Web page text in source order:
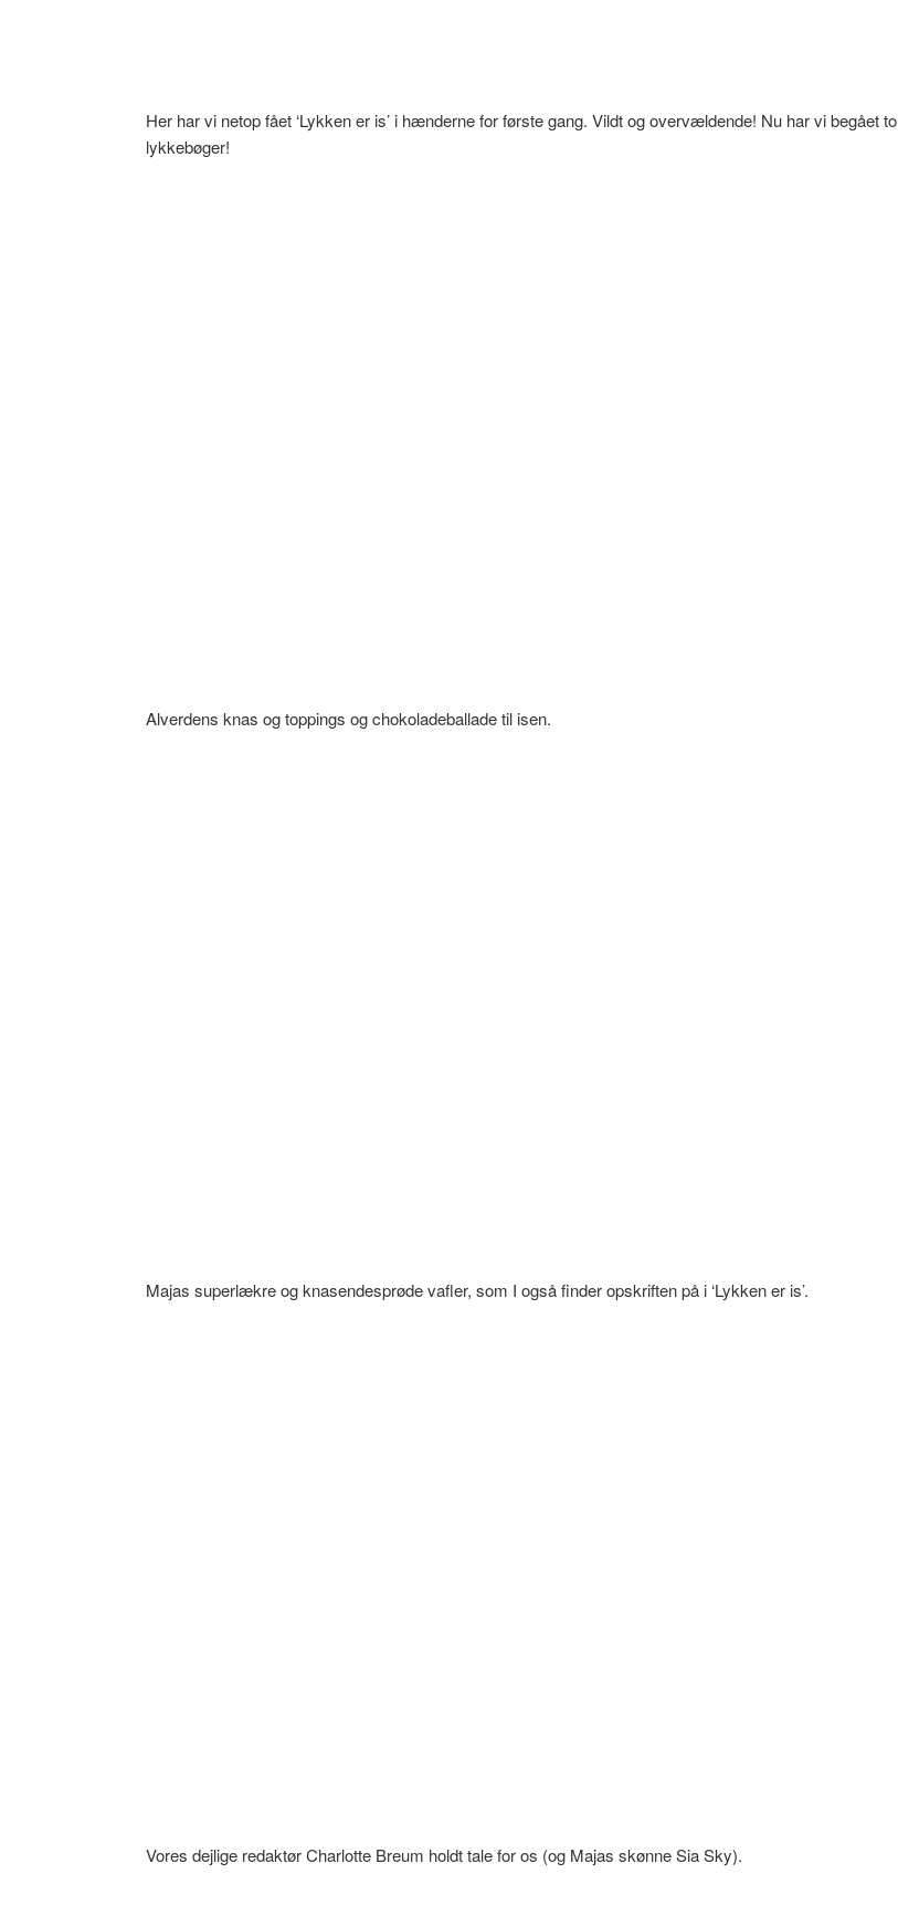
Her har vi netop fået ‘Lykken er is’ i hænderne for første gang. Vildt og overvældende! Nu har vi begået to
lykkebøger!
Alverdens knas og toppings og chokoladeballade til isen.
Majas superlækre og knasendesprøde vafler, som I også finder opskriften på i ‘Lykken er is’.
Vores dejlige redaktør Charlotte Breum holdt tale for os (og Majas skønne Sia Sky).